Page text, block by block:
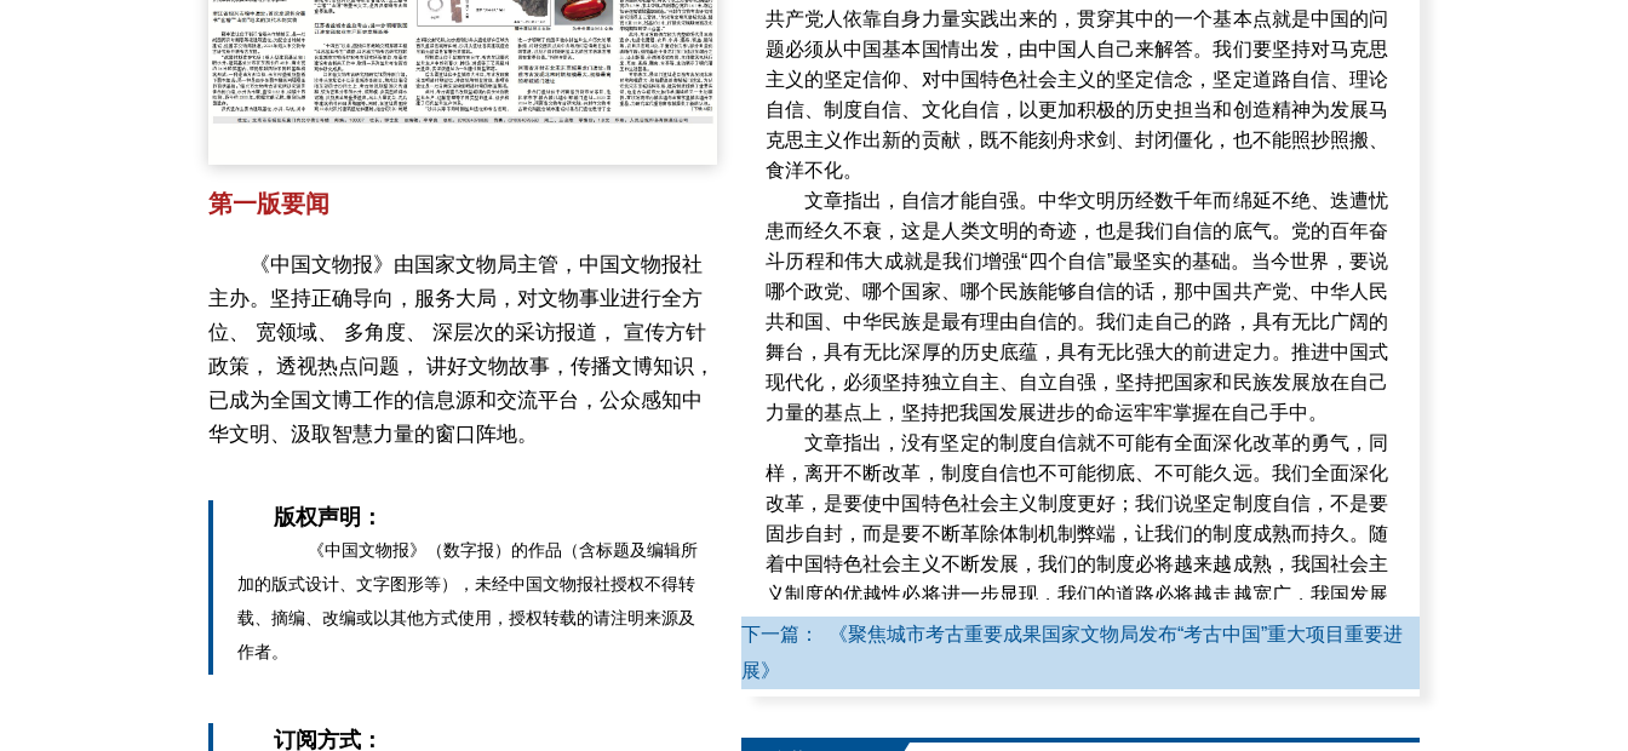
第一版要闻
《中国文物报》由国家文物局主管，中国文物报社
主办。坚持正确导向，服务大局，对文物事业进行全方
位、 宽领域、 多角度、 深层次的采访报道， 宣传方针
政策， 透视热点问题， 讲好文物故事，传播文博知识，
已成为全国文博工作的信息源和交流平台，公众感知中
华文明、汲取智慧力量的窗口阵地。
版权声明：
《中国文物报》（数字报）的作品（含标题及编辑所
加的版式设计、文字图形等），未经中国文物报社授权不得转
载、摘编、改编或以其他方式使用，授权转载的请注明来源及
作者。
订阅方式：
共产党人依靠自身力量实践出来的，贯穿其中的一个基本点就是中国的问
题必须从中国基本国情出发，由中国人自己来解答。我们要坚持对马克思
主义的坚定信仰、对中国特色社会主义的坚定信念，坚定道路自信、理论
自信、制度自信、文化自信，以更加积极的历史担当和创造精神为发展马
克思主义作出新的贡献，既不能刻舟求剑、封闭僵化，也不能照抄照搬、
食洋不化。
文章指出，自信才能自强。中华文明历经数千年而绵延不绝、迭遭忧
患而经久不衰，这是人类文明的奇迹，也是我们自信的底气。党的百年奋
斗历程和伟大成就是我们增强“四个自信”最坚实的基础。当今世界，要说
哪个政党、哪个国家、哪个民族能够自信的话，那中国共产党、中华人民
共和国、中华民族是最有理由自信的。我们走自己的路，具有无比广阔的
舞台，具有无比深厚的历史底蕴，具有无比强大的前进定力。推进中国式
现代化，必须坚持独立自主、自立自强，坚持把国家和民族发展放在自己
力量的基点上，坚持把我国发展进步的命运牢牢掌握在自己手中。
文章指出，没有坚定的制度自信就不可能有全面深化改革的勇气，同
样，离开不断改革，制度自信也不可能彻底、不可能久远。我们全面深化
改革，是要使中国特色社会主义制度更好；我们说坚定制度自信，不是要
固步自封，而是要不断革除体制机制弊端，让我们的制度成熟而持久。随
着中国特色社会主义不断发展，我们的制度必将越来越成熟，我国社会主
义制度的优越性必将进一步显现，我们的道路必将越走越宽广，我国发展
道路对世界的影响必将越来越大。中国发展前景是光明的，我们有这个底
下一篇： 《聚焦城市考古重要成果国家文物局发布“考古中国”重大项目重要进
展》